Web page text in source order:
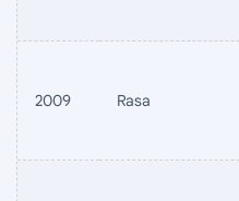
2009 Rasa